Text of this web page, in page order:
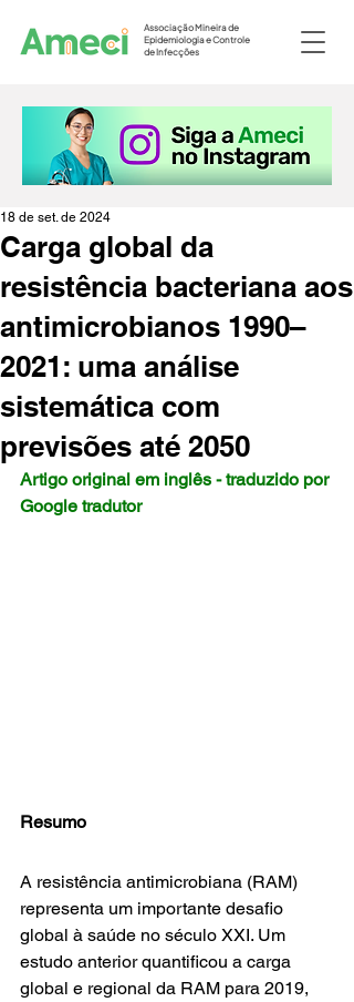
Associação Mineira de
Epidemiologia e Controle
de Infecções
Carga global da
resistência bacteriana aos
antimicrobianos 1990–
2021: uma análise
sistemática com
previsões até 2050
18 de set. de 2024
Artigo original em inglês - traduzido por
Google tradutor
Resumo
A resistência antimicrobiana (RAM)
representa um importante desafio
global à saúde no século XXI. Um
estudo anterior quantificou a carga
global e regional da RAM para 2019,